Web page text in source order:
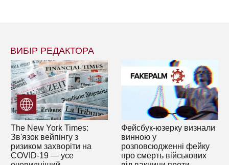
ВИБІР РЕДАКТОРА
The New York Times:
Зв'язок вейпінгу з
ризиком захворіти на
COVID-19 — усе
Фейсбук-юзерку визнали
винною у
розповсюдженні фейку
про смерть військових